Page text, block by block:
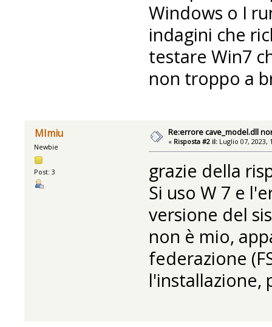
Windows o I
indagini che
testare Win7
non troppo a
MImiu
Newbie
Post: 3
Re:errore cave_model.dll
« Risposta #2 il: Luglio 07, 2023,
grazie della
Si uso W 7 e
versione del
non è mio,
federazione
l'installazione,